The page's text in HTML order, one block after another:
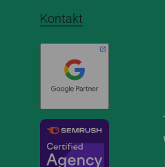
Kontakt